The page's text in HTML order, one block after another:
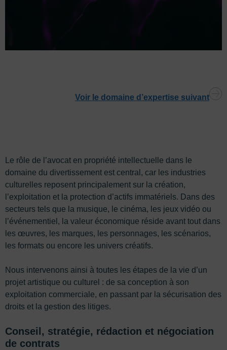
Voir le domaine d’expertise suivant
Le rôle de l’avocat en propriété intellectuelle dans le
domaine du divertissement est central, car les industries
culturelles reposent principalement sur la création,
l’exploitation et la protection d’actifs immatériels. Dans des
secteurs tels que la musique, le cinéma, les jeux vidéo ou
l’événementiel, la valeur économique réside avant tout dans
les œuvres, les marques, les personnages, les scénarios,
les formats ou encore les univers créatifs.
Nous intervenons ainsi à toutes les étapes de la vie d’un
projet artistique ou culturel : de sa conception à son
exploitation commerciale, en passant par la sécurisation des
droits et la gestion des litiges.
Conseil, stratégie, rédaction et négociation
de contrats